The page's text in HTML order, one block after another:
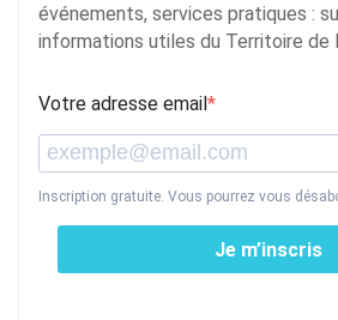
événements, services pratiques :
informations utiles du Territoire de
Votre adresse email
Inscription gratuite. Vous pourrez vous
Je m’inscris